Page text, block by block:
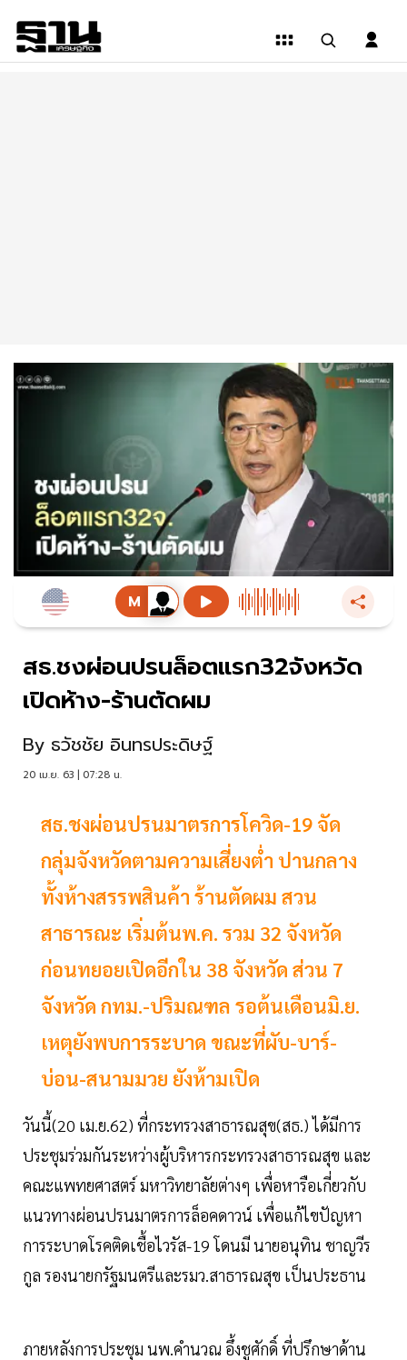
สธ.ชงผ่อนปรนล็อตแรก32จังหวัด
เปิดห้าง-ร้านตัดผม
By ธวัชชัย อินทรประดิษฐ์
20 เม.ย. 63 | 07:28 น.
สธ.ชงผ่อนปรนมาตรการโควิด-19 จัด
กลุ่มจังหวัดตามความเสี่ยงต่ำ ปานกลาง
ทั้งห้างสรรพสินค้า ร้านตัดผม สวน
สาธารณะ เริ่มต้นพ.ค. รวม 32 จังหวัด
ก่อนทยอยเปิดอีกใน 38 จังหวัด ส่วน 7
จังหวัด กทม.-ปริมณฑล รอต้นเดือนมิ.ย.
เหตุยังพบการระบาด ขณะที่ผับ-บาร์-
บ่อน-สนามมวย ยังห้ามเปิด
วันนี้(20 เม.ย.62) ที่กระทรวงสาธารณสุข(สธ.) ได้มีการ
ประชุมร่วมกันระหว่างผู้บริหารกระทรวงสาธารณสุข และ
คณะแพทยศาสตร์ มหาวิทยาลัยต่างๆ เพื่อหารือเกี่ยวกับ
แนวทางผ่อนปรนมาตรการล็อคดาวน์ เพื่อแก้ไขปัญหา
การระบาดโรคติดเชื้อไวรัส-19 โดนมี นายอนุทิน ชาญวีร
กูล รองนายกรัฐมนตรีและรมว.สาธารณสุข เป็นประธาน
ภายหลังการประชุม นพ.คำนวณ อึ้งชูศักดิ์ ที่ปรึกษาด้าน